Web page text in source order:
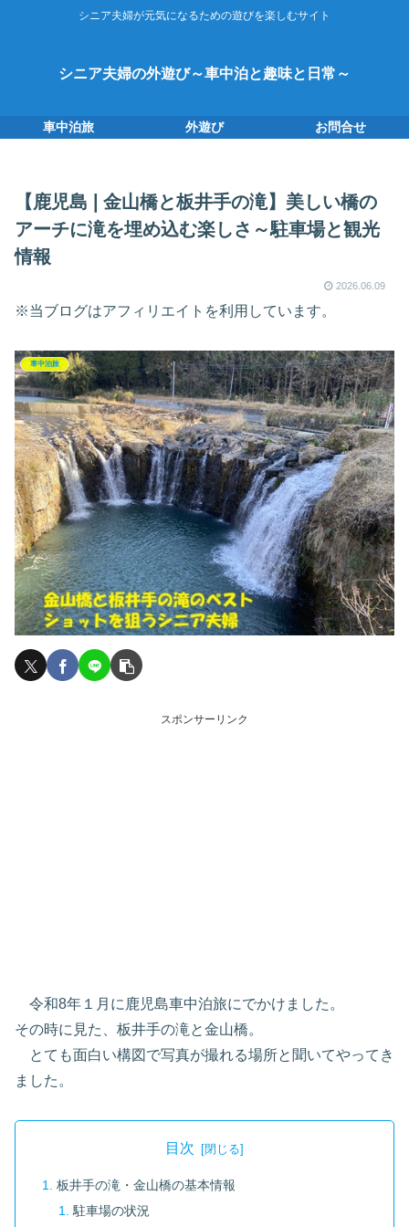
シニア夫婦が元気になるための遊びを楽しむサイト
シニア夫婦の外遊び～車中泊と趣味と日常～
車中泊旅 外遊び お問合せ
【鹿児島❘金山橋と板井手の滝】美しい橋の
アーチに滝を埋め込む楽しさ～駐車場と観光
情報
2026.06.09
※当ブログはアフィリエイトを利用しています。
車中泊旅
スポンサーリンク
令和8年１月に鹿児島車中泊旅にでかけました。
その時に見た、板井手の滝と金山橋。
とても面白い構図で写真が撮れる場所と聞いてやってき
ました。
目次
板井手の滝・金山橋の基本情報
駐車場の状況